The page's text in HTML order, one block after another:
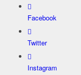
Facebook
Twitter
Instagram